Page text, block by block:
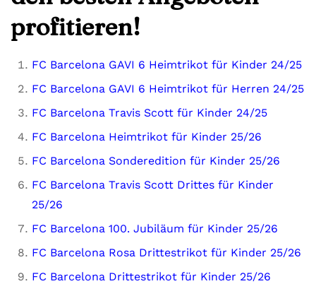
profitieren!
FC Barcelona GAVI 6 Heimtrikot für Kinder 24/25
FC Barcelona GAVI 6 Heimtrikot für Herren 24/25
FC Barcelona Travis Scott für Kinder 24/25
FC Barcelona Heimtrikot für Kinder 25/26
FC Barcelona Sonderedition für Kinder 25/26
FC Barcelona Travis Scott Drittes für Kinder
25/26
FC Barcelona 100. Jubiläum für Kinder 25/26
FC Barcelona Rosa Drittestrikot für Kinder 25/26
FC Barcelona Drittestrikot für Kinder 25/26